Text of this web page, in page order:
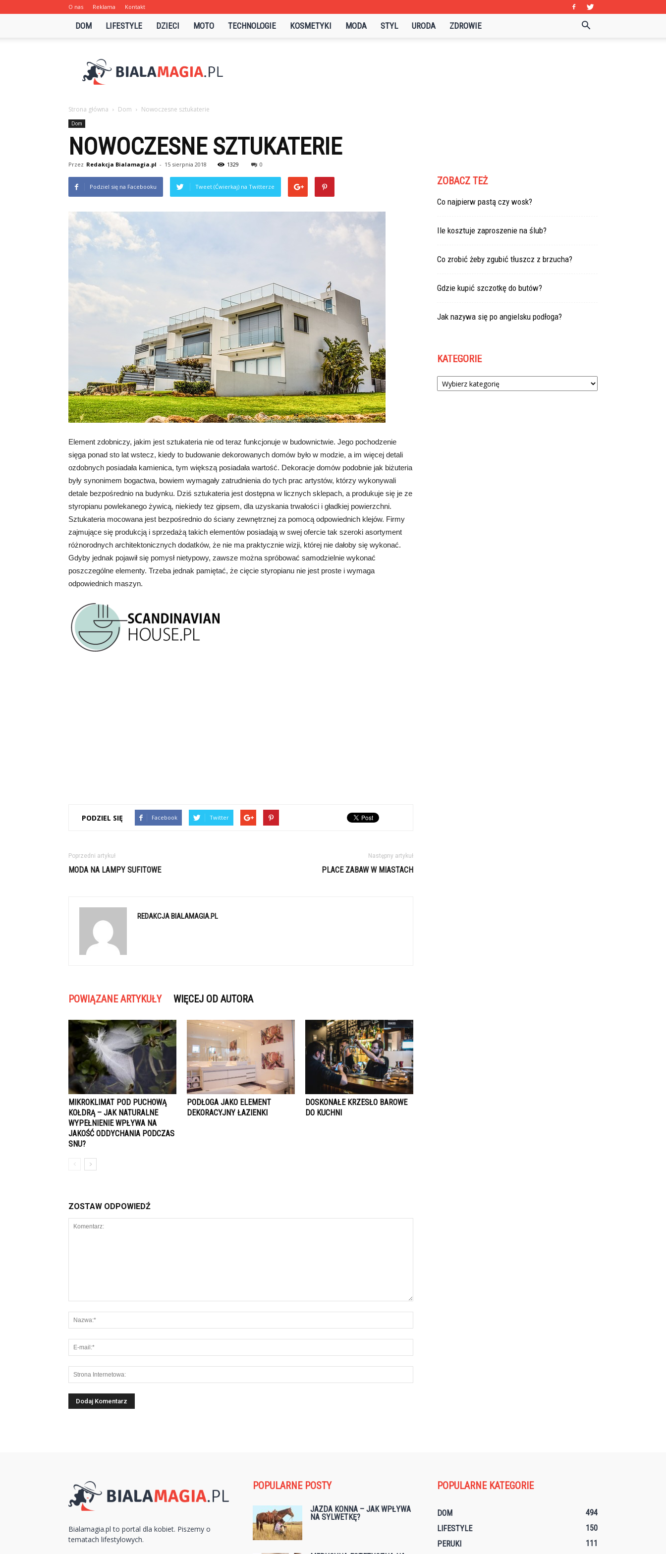
O nas Reklama Kontakt
DOM LIFESTYLE DZIECI MOTO TECHNOLOGIE KOSMETYKI MODA STYL URODA ZDROWIE
Strona główna Dom Nowoczesne sztukaterie
Dom
NOWOCZESNE SZTUKATERIE
Przez Redakcja Bialamagia.pl - 15 sierpnia 2018 1329 0
Podziel się na Facebooku Tweet (Ćwierkaj) na Twitterze
Element zdobniczy, jakim jest sztukateria nie od teraz funkcjonuje w budownictwie. Jego pochodzenie
sięga ponad sto lat wstecz, kiedy to budowanie dekorowanych domów było w modzie, a im więcej detali
ozdobnych posiadała kamienica, tym większą posiadała wartość. Dekoracje domów podobnie jak biżuteria
były synonimem bogactwa, bowiem wymagały zatrudnienia do tych prac artystów, którzy wykonywali
detale bezpośrednio na budynku. Dziś sztukateria jest dostępna w licznych sklepach, a produkuje się je ze
styropianu powlekanego żywicą, niekiedy tez gipsem, dla uzyskania trwałości i gładkiej powierzchni.
Sztukateria mocowana jest bezpośrednio do ściany zewnętrznej za pomocą odpowiednich klejów. Firmy
zajmujące się produkcją i sprzedażą takich elementów posiadają w swej ofercie tak szeroki asortyment
różnorodnych architektonicznych dodatków, że nie ma praktycznie wizji, której nie dałoby się wykonać.
Gdyby jednak pojawił się pomysł nietypowy, zawsze można spróbować samodzielnie wykonać
poszczególne elementy. Trzeba jednak pamiętać, że cięcie styropianu nie jest proste i wymaga
odpowiednich maszyn.
PODZIEL SIĘ Facebook Twitter
Poprzedni artykuł
MODA NA LAMPY SUFITOWE
Następny artykuł
PLACE ZABAW W MIASTACH
REDAKCJA BIALAMAGIA.PL
POWIĄZANE ARTYKUŁY WIĘCEJ OD AUTORA
MIKROKLIMAT POD PUCHOWĄ
KOŁDRĄ – JAK NATURALNE
WYPEŁNIENIE WPŁYWA NA
JAKOŚĆ ODDYCHANIA PODCZAS
SNU?
PODŁOGA JAKO ELEMENT
DEKORACYJNY ŁAZIENKI
DOSKONAŁE KRZESŁO BAROWE
DO KUCHNI
ZOSTAW ODPOWIEDŹ
ZOBACZ TEŻ
Co najpierw pastą czy wosk?
Ile kosztuje zaproszenie na ślub?
Co zrobić żeby zgubić tłuszcz z brzucha?
Gdzie kupić szczotkę do butów?
Jak nazywa się po angielsku podłoga?
KATEGORIE
Kategorie
Bialamagia.pl to portal dla kobiet. Piszemy o
tematach lifestylowych.
POPULARNE POSTY
JAZDA KONNA – JAK WPŁYWA
NA SYLWETKĘ?
POPULARNE KATEGORIE
DOM
494
LIFESTYLE
150
PERUKI
111